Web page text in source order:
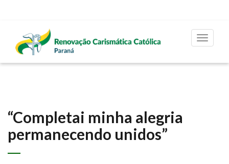
Toggle
“Completai minha alegria
permanecendo unidos”